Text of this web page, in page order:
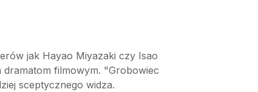
jak Hayao Miyazaki czy Isao
dramatom filmowym. "Grobowiec
sceptycznego widza.